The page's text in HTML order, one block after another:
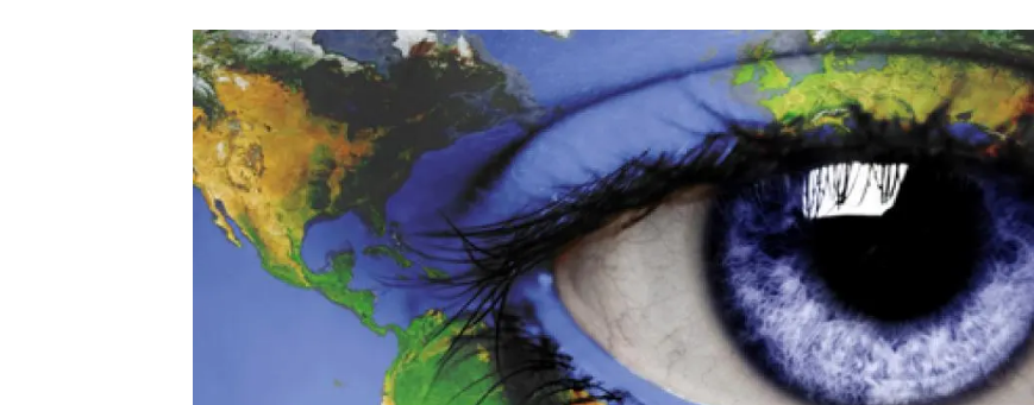
Oficina de premsa
Ciència oberta i gestió del coneixement
Synthesis Actions Un lloc on créixer
Desenvolupament de carrera
Seminaris i activitats internes
T’oferim formació